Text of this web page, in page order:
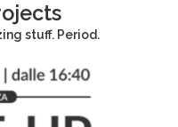
stuff. Period.